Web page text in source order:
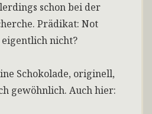
schon bei der
Prädikat: Not
nicht?
Schokolade, originell,
gewöhnlich. Auch hier: